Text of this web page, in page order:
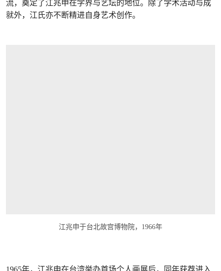
流，奠定了江兆申在学界与艺坛的地位。除了学术活动与成
就外，江氏亦不断精进自身艺术创作。
江兆申于台北故宫博物院，1966年
1965年，江兆申在台湾举办首场个人画展后，同年获荐进入